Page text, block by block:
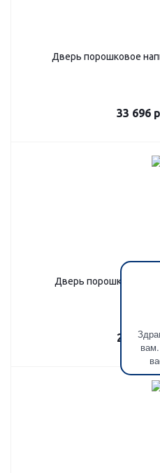
Дверь порошковое
33 696
Дверь порошковое
28 080